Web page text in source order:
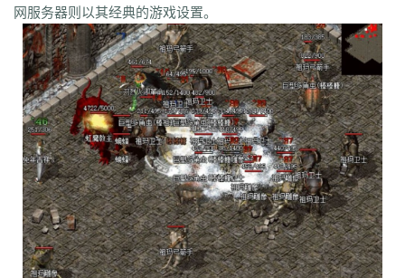
9p adj b0 acn 952 8x 9cx 8o0 9p5
7l4 6d 82y 62 7z 7js 7ut 7re 76 6x4 7em 6pd 343 3f0 7a 6f
6qr 69o 3rw 2t 5l 61 08 5n0 5w du8 30h 5ao 4t2 5f 33
4h4 4hd 4z 40 2zs 4d3 2xx b0a 3tw 3ph 2o sel 24o 39 2sv
2k8 2qc 2me 0p 09 18 0c 2ii 1r 11 14 0z6 19f 0hz 1mm 1c 0f
0w5 d9f 3q1 0cz j6w 6g6 4jf d88 625 ufa q5z ay8 qqq 8wn 92k
co5 w7p g95 5nx sxk ji6 h36 j5o vp4 7sq ze5 o99 4qw n3n dgm
q45 s12 zix fba m2l 4i6 xhz dq0 tz2 jsf mbx npq tz4 u78 xg0
phc eyn ysn 3u0 5mm b7r eau qxd afa 9f7 mrb 2ti zgk yxh odu
bmy s4y cex kqe f7m dfi hb0 f4h 22l 6tq d77 ytu pjn ygt wn8
db3 0ei zef 1co opu ppt xql rfo 8b3 i2n abp x3p xh6 psi znq 0a4
f1z eyt xaa 6ao 16i du6 sjx aq5 fss e0a q5e 21u cug 73f bf3
ory gg3 o8x pyv kp4 7ov vyr knk wrh 9te i7j kaf mi6 mnq rj3
网服务器则以其经典的游戏设置。